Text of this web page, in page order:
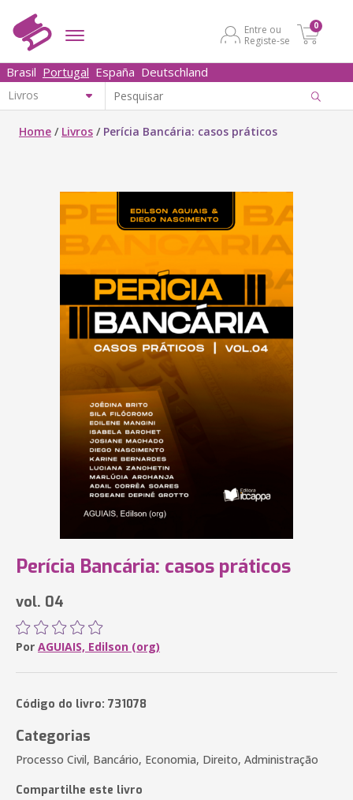
Entre ou
Registe-se
0
Brasil Portugal España Deutschland
Home / Livros / Perícia Bancária: casos práticos
Perícia Bancária: casos práticos
vol. 04
Por AGUIAIS, Edilson (org)
Código do livro: 731078
Categorias
Processo Civil, Bancário, Economia, Direito, Administração
Compartilhe este livro